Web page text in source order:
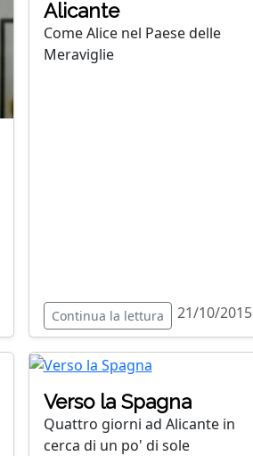
Alicante
Come Alice nel Paese delle
Meraviglie
Continua la lettura 21/10/2015
Verso la Spagna
Quattro giorni ad Alicante in
cerca di un po' di sole